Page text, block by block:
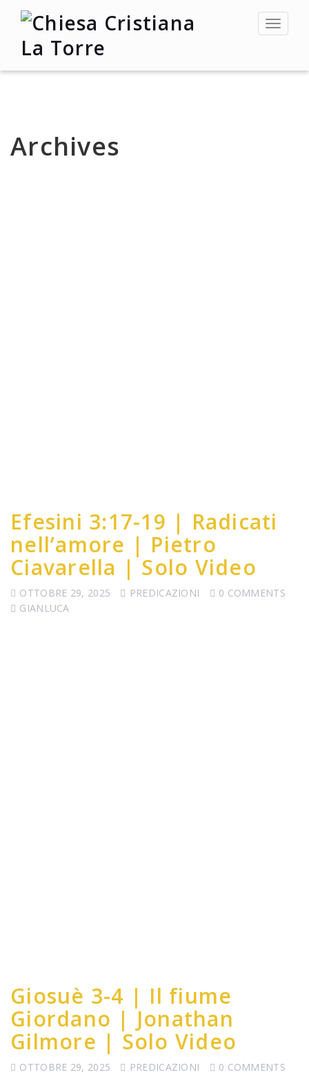
Toggle
Archives
Efesini 3:17-19 | Radicati
nell’amore | Pietro
Ciavarella | Solo Video
OTTOBRE 29, 2025 PREDICAZIONI
0 COMMENTS
GIANLUCA
Giosuè 3-4 | Il fiume
Giordano | Jonathan
Gilmore | Solo Video
OTTOBRE 29, 2025 PREDICAZIONI
0 COMMENTS